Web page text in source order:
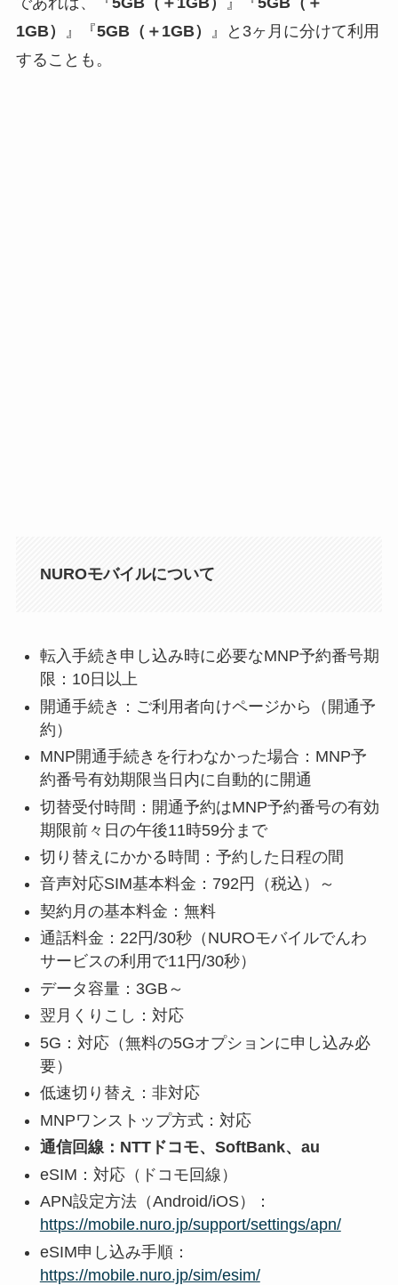
1GB）
』『5GB（＋1GB）
』と3ヶ月に分けて利用
することも。
NUROモバイルについて
転入手続き申し込み時に必要なMNP予約番号期
限：10日以上
開通手続き：ご利用者向けページから（開通予
約）
MNP開通手続きを行わなかった場合：MNP予
約番号有効期限当日内に自動的に開通
切替受付時間：開通予約はMNP予約番号の有効
期限前々日の午後11時59分まで
切り替えにかかる時間：予約した日程の間
音声対応SIM基本料金：792円（税込）～
契約月の基本料金：無料
通話料金：22円/30秒（NUROモバイルでんわ
サービスの利用で11円/30秒）
データ容量：3GB～
翌月くりこし：対応
5G：対応（無料の5Gオプションに申し込み必
要）
低速切り替え：非対応
MNPワンストップ方式：対応
通信回線：NTTドコモ、SoftBank、au
eSIM：対応（ドコモ回線）
APN設定方法（Android/iOS）：
https://mobile.nuro.jp/support/settings/apn/
eSIM申し込み手順：
https://mobile.nuro.jp/sim/esim/